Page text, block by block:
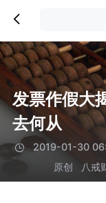
发票作假大
去何从
2019-01-30
原创
八戒